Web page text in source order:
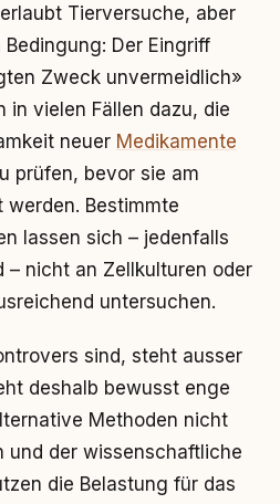
Tierversuche, aber
Der Eingriff
Zweck unvermeidlich»
in vielen Fällen dazu, die
neuer Medikamente
prüfen, bevor sie am
Bestimmte
lassen sich – jedenfalls
– nicht an Zellkulturen oder
untersuchen.
sind, steht ausser
deshalb bewusst enge
Methoden nicht
und der wissenschaftliche
die Belastung für das